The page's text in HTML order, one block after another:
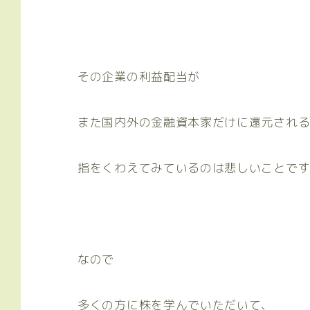
その企業の利益配当が
また国内外の金融資本家だけに還元され
指をくわえてみているのは悲しいことです
なので
多くの方に株を学んでいただいて、